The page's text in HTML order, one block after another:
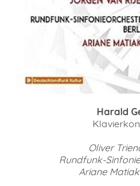
Harald
Oliver
Rundfunk-
Ariane